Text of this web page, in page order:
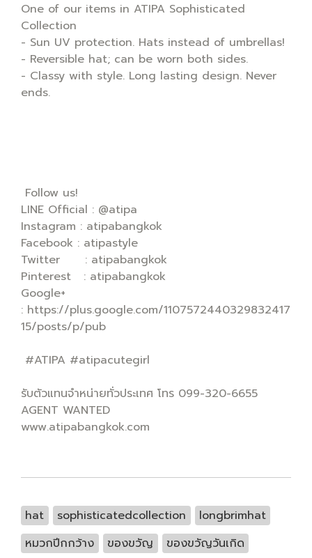
One of our items in ATIPA Sophisticated
Collection
- Sun UV protection. Hats instead of umbrellas!
- Reversible hat; can be worn both sides.
- Classy with style. Long lasting design. Never
ends.
Follow us!
LINE Official : @atipa
Instagram : atipabangkok
Facebook : atipastyle
Twitter : atipabangkok
Pinterest : atipabangkok
Google+
: https://plus.google.com/1107572440329832417
15/posts/p/pub
#ATIPA #atipacutegirl
รับตัวแทนจำหน่ายทั่วประเทศ โทร 099-320-6655
AGENT WANTED
www.atipabangkok.com
hat sophisticatedcollection
longbrimhat
หมวกปีกกว้าง
ของขวัญ ของขวัญวันเกิด